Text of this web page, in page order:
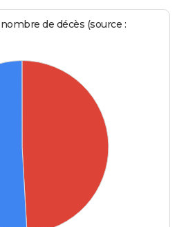
de décès (source :